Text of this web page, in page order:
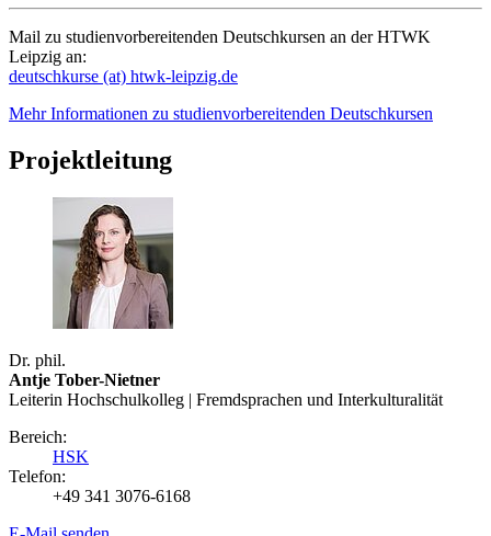
Mail zu studienvorbereitenden Deutschkursen an der HTWK
Leipzig an:
deutschkurse (at) htwk-leipzig.de
Mehr Informationen zu studienvorbereitenden Deutschkursen
Projektleitung
Dr. phil.
Antje Tober-Nietner
Leiterin Hochschulkolleg | Fremdsprachen und Interkulturalität
Bereich:
HSK
Telefon:
+49 341 3076-6168